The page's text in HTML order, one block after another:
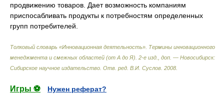
продвижению товаров. Дает возможность компаниям
приспосабливать продукты к потребностям определенных
групп потребителей.
Толковый словарь «Инновационная деятельность». Термины инновационного
менеджмента и смежных областей (от А до Я). 2-е изд., доп. — Новосибирск:
Сибирское научное издательство Отв. ред. В.И. Суслов 2008
Игры ⚽
Нужен реферат?